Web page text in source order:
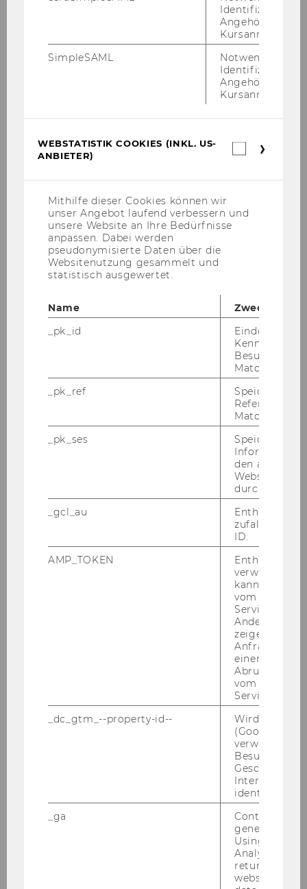
Moot Courts
In­for­ma­tio­nen zu Moot Courts, die vom
EIR un­ter­stützt und ge­för­dert wer­den.
Wei­ter­füh­ren­de In­for­ma­tio­nen zu
Prak­ti­ka
etc.
Europarecht und Internationales Recht
Doktoratsstudium Wirtschaftsrecht
Fachprüfungen Bachelor Wirtschaftsrecht
Wahlfach Europäisches Wirtschaftsrecht /
Identifizierung
Angehörige/r für
Kursanmeldung.
SimpleSAML
Notwendig zur
Identifizierung
Angehörige/r für
Kursanmeldung.
WEBSTATISTIK COOKIES (INKL. US-
ANBIETER)
Mithilfe dieser Cookies können wir
unser Angebot laufend verbessern und
unsere Website an Ihre Bedürfnisse
anpassen. Dabei werden
pseudonymisierte Daten über die
Websitenutzung gesammelt und
statistisch ausgewertet.
Name
Zweck
_pk_id
Eindeutige
Besuchers
Matomo.
_pk_ref
Speicherung
Referrers
Matomo.
_pk_ses
Speicherung
den aktuellen
durch
_gcl_au
Enthält eine
ID.
AMP_TOKEN
Enthält ein
verwendet
kann, um
vom AMP-
Service
Andere
zeigen Opt-
Anfrage im
einen Fehler
Abrufen
vom AMP
Service an.
_dc_gtm_--property-id--
Wird von
(Google Tag
verwendet,
Besucher
Geschlecht
Interessen zu
identifizieren.
_ga
Contains a
generated
Using this
Analytics can
returning
website and